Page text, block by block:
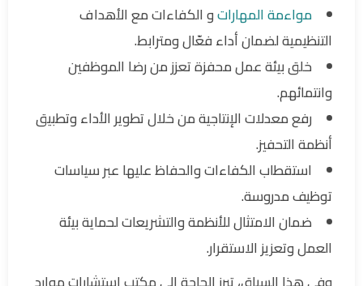
مواءمة المهاراتو الكفاءات مع الأهداف
التنظيمية لضمان أداء فعّال ومترابط.
خلق بيئة عمل محفزة تعزز من رضا الموظفين
وانتمائهم.
رفع معدلات الإنتاجية من خلال تطوير الأداء وتطبيق
أنظمة التحفيز.
استقطاب الكفاءات والحفاظ عليها عبر سياسات
توظيف مدروسة.
ضمان الامتثال للأنظمة والتشريعات لحماية بيئة
العمل وتعزيز الاستقرار.